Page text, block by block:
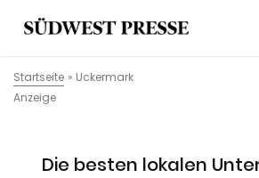
Startseite » Uckermark
Anzeige
Die besten lokalen